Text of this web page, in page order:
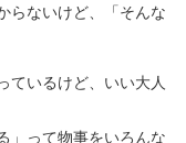
らないけど、「そんな
ているけど、いい大人
」って物事をいろんな